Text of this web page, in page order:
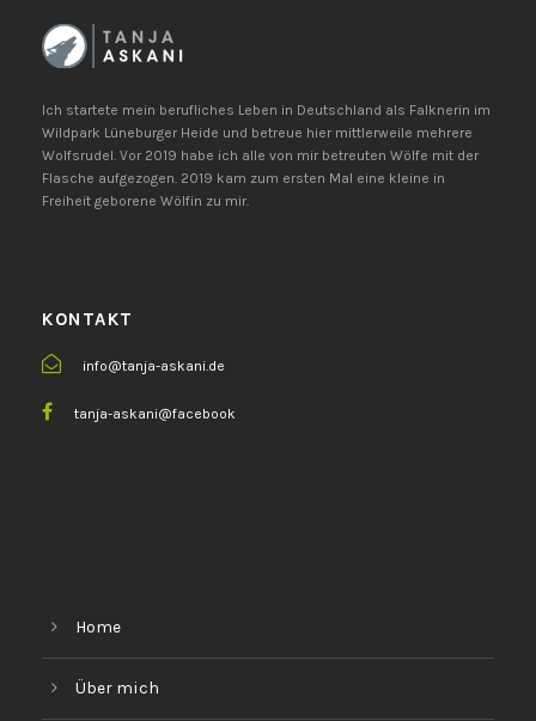
Ich startete mein berufliches Leben in Deutschland als Falknerin im
Wildpark Lüneburger Heide und betreue hier mittlerweile mehrere
Wolfsrudel. Vor 2019 habe ich alle von mir betreuten Wölfe mit der
Flasche aufgezogen. 2019 kam zum ersten Mal eine kleine in
Freiheit geborene Wölfin zu mir.
KONTAKT
info@tanja-askani.de
tanja-askani@facebook
Home
Über mich